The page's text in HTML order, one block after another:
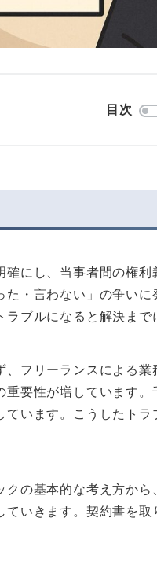
目次
にし、当事者間の権
た・言わない」の争い
ブルになると解決まで
フリーランスによる
要性が増しています
います。こうしたト
クの基本的な考え方か
ていきます。契約書を